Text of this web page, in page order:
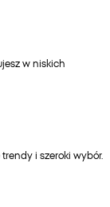
w niskich
i szeroki wybór.